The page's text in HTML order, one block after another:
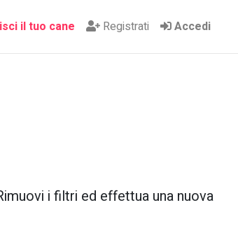
il tuo cane Registrati Accedi
i filtri ed effettua una nuova